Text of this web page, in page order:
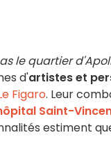
le quartier
d'artistes et
Figaro. Leur
Saint-
estiment